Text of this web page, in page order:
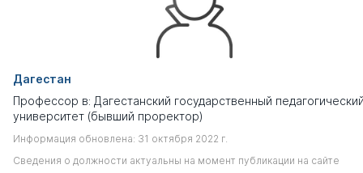
Дагестан
Профессор в: Дагестанский государственный
университет (бывший проректор)
Информация обновлена: 31 октября 2022 г.
Сведения о должности актуальны на момент публикации на сайте